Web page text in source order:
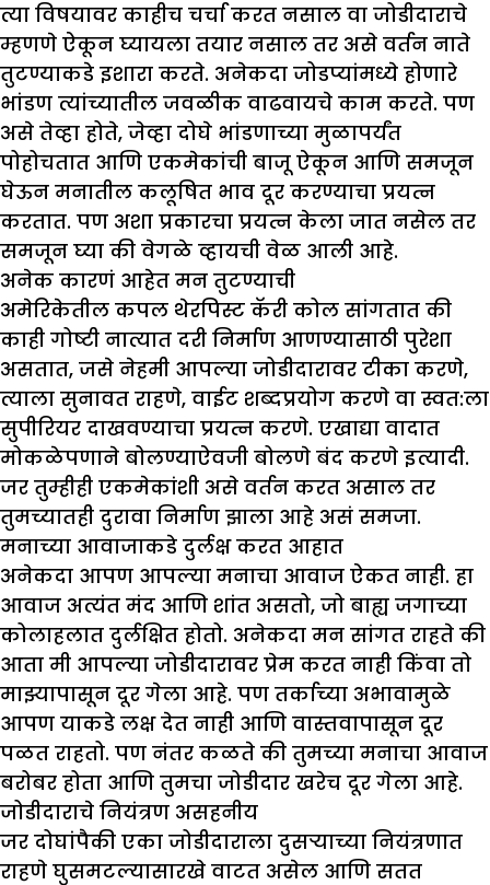
त्या विषयावर काहीच चर्चा करत नसाल वा जोडीदाराचे
म्हणणे ऐकून घ्यायला तयार नसाल तर असे वर्तन नाते
तुटण्याकडे इशारा करते. अनेकदा जोडप्यांमध्ये होणारे
भांडण त्यांच्यातील जवळीक वाढवायचे काम करते. पण
असे तेव्हा होते, जेव्हा दोघे भांडणाच्या मुळापर्यंत
पोहोचतात आणि एकमेकांची बाजू ऐकून आणि समजून
घेऊन मनातील कलूषित भाव दूर करण्याचा प्रयत्न
करतात. पण अशा प्रकारचा प्रयत्न केला जात नसेल तर
समजून घ्या की वेगळे व्हायची वेळ आली आहे.
अनेक कारणं आहेत मन तुटण्याची
अमेरिकेतील कपल थेरपिस्ट कॅरी कोल सांगतात की
काही गोष्टी नात्यात दरी निर्माण आणण्यासाठी पुरेशा
असतात, जसे नेहमी आपल्या जोडीदारावर टीका करणे,
त्याला सुनावत राहणे, वाईट शब्दप्रयोग करणे वा स्वत:ला
सुपीरियर दाखवण्याचा प्रयत्न करणे. एखाद्या वादात
मोकळेपणाने बोलण्याऐवजी बोलणे बंद करणे इत्यादी.
जर तुम्हीही एकमेकांशी असे वर्तन करत असाल तर
तुमच्यातही दुरावा निर्माण झाला आहे असं समजा.
मनाच्या आवाजाकडे दुर्लक्ष करत आहात
अनेकदा आपण आपल्या मनाचा आवाज ऐकत नाही. हा
आवाज अत्यंत मंद आणि शांत असतो, जो बाह्य जगाच्या
कोलाहलात दुर्लक्षित होतो. अनेकदा मन सांगत राहते की
आता मी आपल्या जोडीदारावर प्रेम करत नाही किंवा तो
माझ्यापासून दूर गेला आहे. पण तर्काच्या अभावामुळे
आपण याकडे लक्ष देत नाही आणि वास्तवापासून दूर
पळत राहतो. पण नंतर कळते की तुमच्या मनाचा आवाज
बरोबर होता आणि तुमचा जोडीदार खरेच दूर गेला आहे.
जोडीदाराचे नियंत्रण असहनीय
जर दोघांपैकी एका जोडीदाराला दुसऱ्याच्या नियंत्रणात
राहणे घुसमटल्यासारखे वाटत असेल आणि सतत